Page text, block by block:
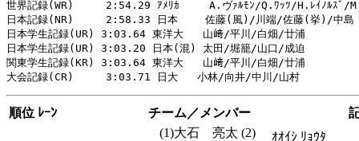
世界記録(WR)     2:54.29 ｱﾒﾘｶ   　A.ヴｧﾙﾓﾝ/Q.ﾜｯﾂ/H.ﾚｲﾉﾙｽﾞ/
日本記録(NR)     2:58.33 日本 　　佐藤(風)/川端/佐藤(挙)/中島
日本学生記録(UR) 3:03.64 東洋大   山﨑/平川/白畑/廿浦
日本学生記録(UR) 3:03.20 日本(混) 太田/堀籠/山口/成迫  　　
関東学生記録(KR) 3:03.64 東洋大   山﨑/平川/白畑/廿浦  　　
順位 ﾚｰﾝ チーム／メンバー
(1)大石 亮太 (2)
ｵｵｲｼ ﾘｮｳﾀ